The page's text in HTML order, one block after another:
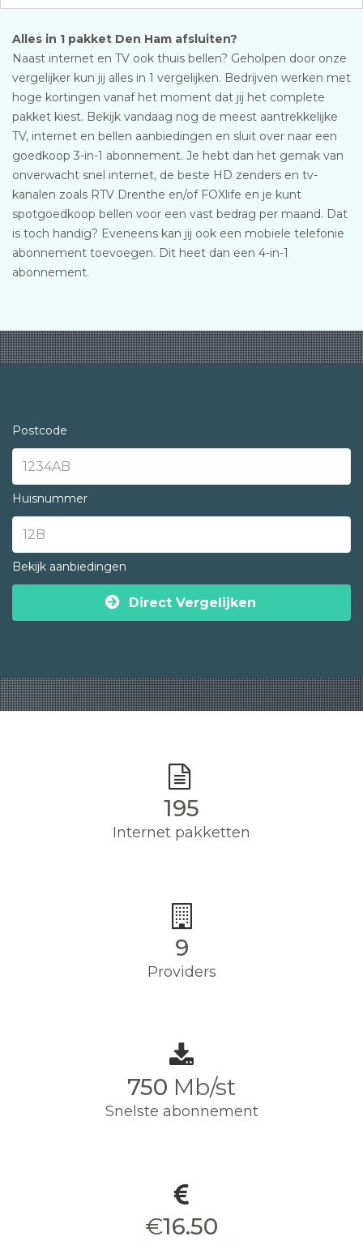
Alles in 1 pakket Den Ham afsluiten?
Naast internet en TV ook thuis bellen? Geholpen door onze
vergelijker kun jij alles in 1 vergelijken. Bedrijven werken met
hoge kortingen vanaf het moment dat jij het complete
pakket kiest. Bekijk vandaag nog de meest aantrekkelijke
TV, internet en bellen aanbiedingen en sluit over naar een
goedkoop 3-in-1 abonnement. Je hebt dan het gemak van
onverwacht snel internet, de beste HD zenders en tv-
kanalen zoals RTV Drenthe en/of FOXlife en je kunt
spotgoedkoop bellen voor een vast bedrag per maand. Dat
is toch handig? Eveneens kan jij ook een mobiele telefonie
abonnement toevoegen. Dit heet dan een 4-in-1
abonnement.
Postcode
Huisnummer
Bekijk aanbiedingen
Direct Vergelijken
195
Internet pakketten
9
Providers
750 Mb/st
Snelste abonnement
€16.50